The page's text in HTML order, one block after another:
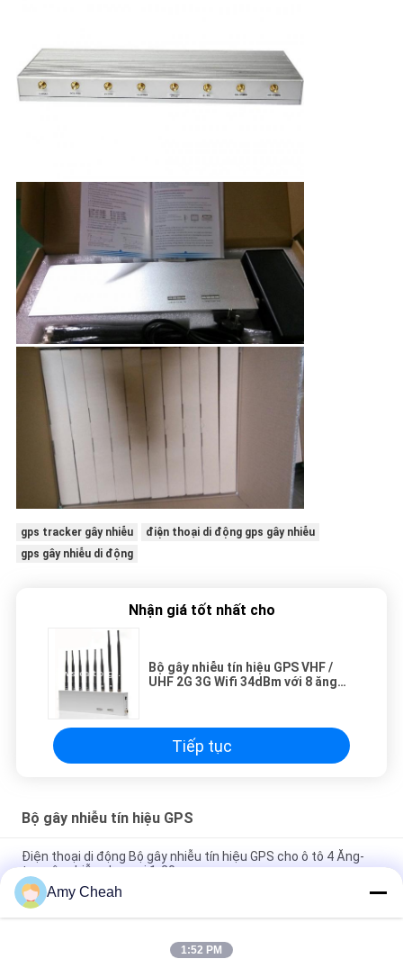
gps tracker gây nhiễu
điện thoại di động gps gây nhiễu
gps gây nhiễu di động
Nhận giá tốt nhất cho
Bộ gây nhiễu tín hiệu GPS VHF /
UHF 2G 3G Wifi 34dBm với 8 ăng
Tiếp tục
Bộ gây nhiễu tín hiệu GPS
Điện thoại di động Bộ gây nhiễu tín hiệu GPS cho ô tô 4 Ăng-
ten gây nhiễu phạm vi 1-20m
800mW 30dBm Bộ gây nhiễu tín hiệu GPS 1500MHZ Blocker,
Gps Jammer
Bộ gây nhiễu tín hiệu GPS 5 kênh Wi-Fi, Bộ gây nhiễu tín hiệu
Amy Cheah
1:52 PM